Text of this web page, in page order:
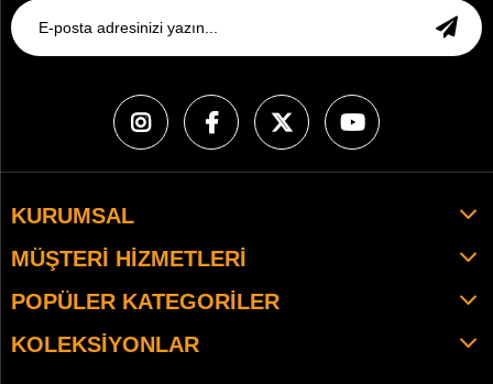
KURUMSAL
MÜŞTERI HIZMETLERI
POPÜLER KATEGORILER
KOLEKSIYONLAR